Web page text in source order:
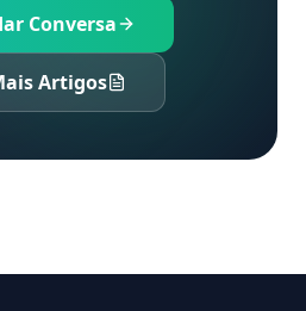
Conversa
Artigos